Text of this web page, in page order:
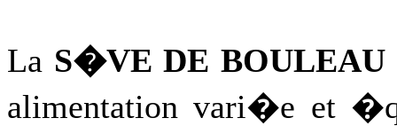
La S�VE DE BOULEAU
alimentation vari�e et